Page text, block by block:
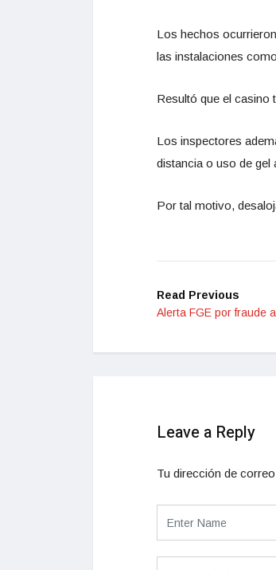
Los hechos
las instalaciones
Resultó que el casino
Los inspectores
distancia o uso de gel
Por tal motivo,
Read Previous
Alerta FGE por fraude
Leave a Reply
Tu dirección de